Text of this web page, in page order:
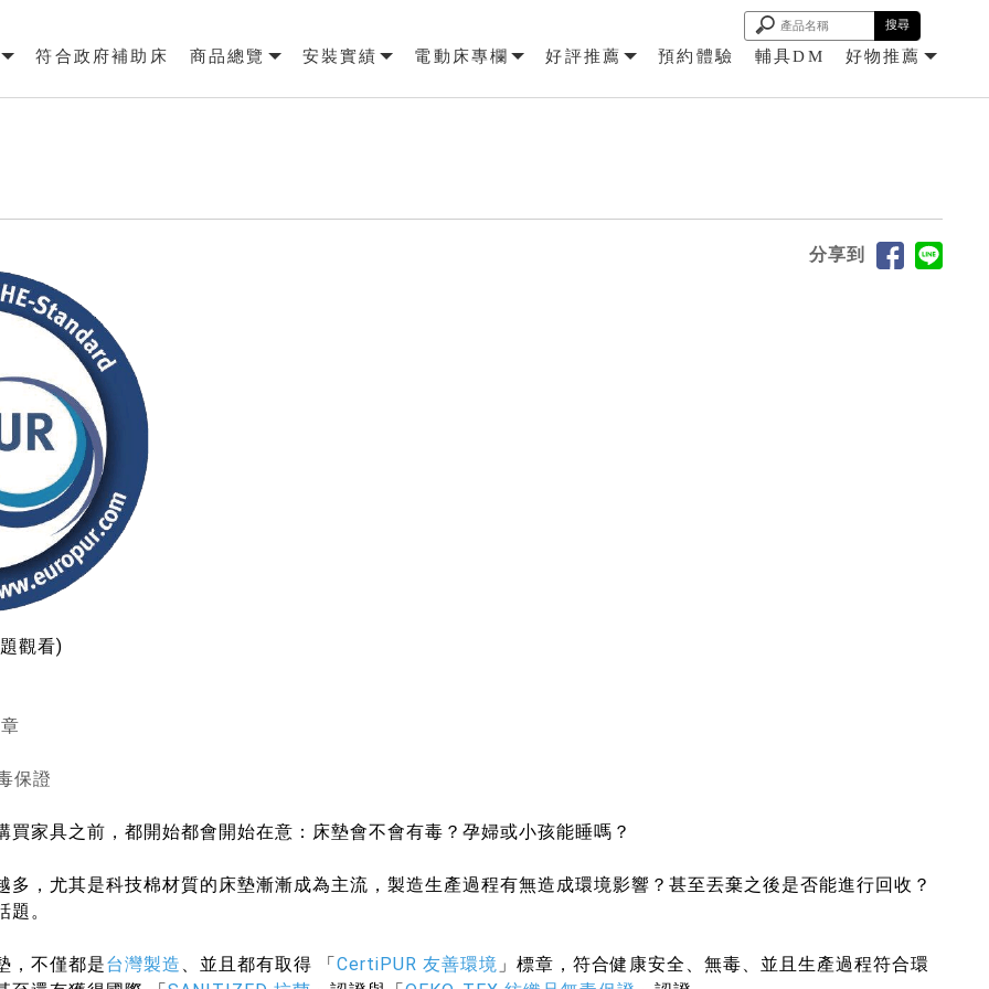
符合政府補助床 商品總覽 安裝實績 電動床專欄 好評推薦 預約體驗 輔具DM 好物推薦
分享到
觀看)
保證
買家具之前，都開始都會開始在意：床墊會不會有毒？孕婦或小孩能睡嗎？
多，尤其是科技棉材質的床墊漸漸成為主流，製造生產過程有無造成環境影響？甚至丟棄之後是否能進行回收？
。
，不僅都是台灣製造 、並且都有取得 「CertiPUR 友善環境 」標章，符合健康安全、無毒、並且生產過程符合環